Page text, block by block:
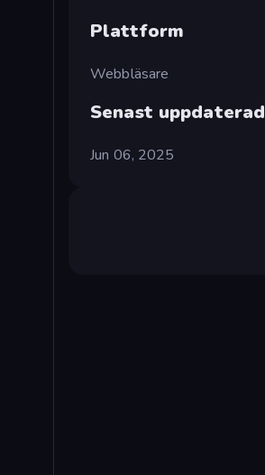
Plattform
Webbläsare
Senast uppdaterad
Jun 06, 2025